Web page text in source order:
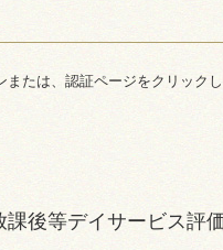
または、認証ページをクリックし
課後等デイサービス評